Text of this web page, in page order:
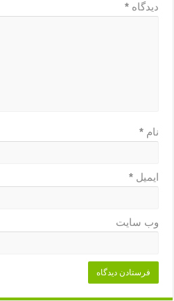
دیدگاه*
نام*
ایمیل*
وب‌ سایت